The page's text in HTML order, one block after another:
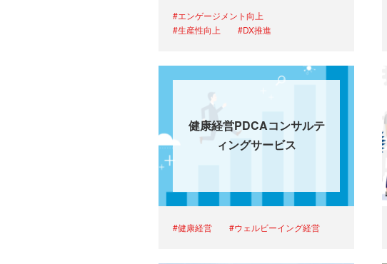
#エンゲージメント向上
#生産性向上
#DX推進
健康経営PDCAコンサルテ
ィングサービス
#健康経営 #ウェルビーイング経営